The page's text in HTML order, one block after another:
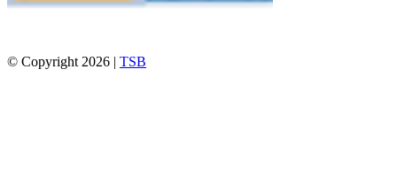
© Copyright 2026 | TSB